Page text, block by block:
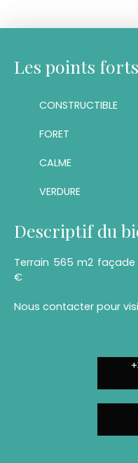
Les points forts
CONSTRUCTIBLE
FORET
CALME
VERDURE
Descriptif du
Terrain 565 m2 façade
€
Nous contacter pour